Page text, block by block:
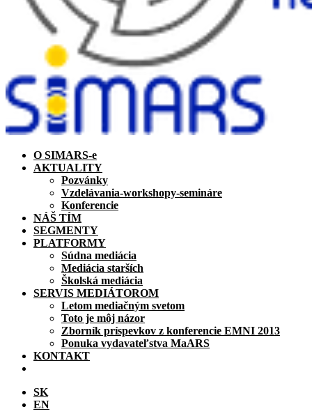
O SIMARS-e
AKTUALITY
Pozvánky
Vzdelávania-workshopy-semináre
Konferencie
NÁŠ TÍM
SEGMENTY
PLATFORMY
Súdna mediácia
Mediácia starších
Školská mediácia
SERVIS MEDIÁTOROM
Letom mediačným svetom
Toto je môj názor
Zborník príspevkov z konferencie EMNI 2013
Ponuka vydavateľstva MaARS
KONTAKT
SK
EN